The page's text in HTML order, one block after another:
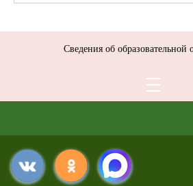
Сведения об образовательной